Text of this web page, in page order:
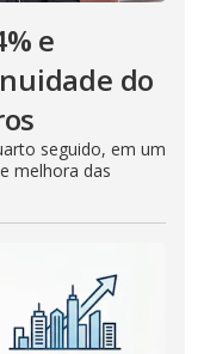
e
do
seguido, em um
melhora das